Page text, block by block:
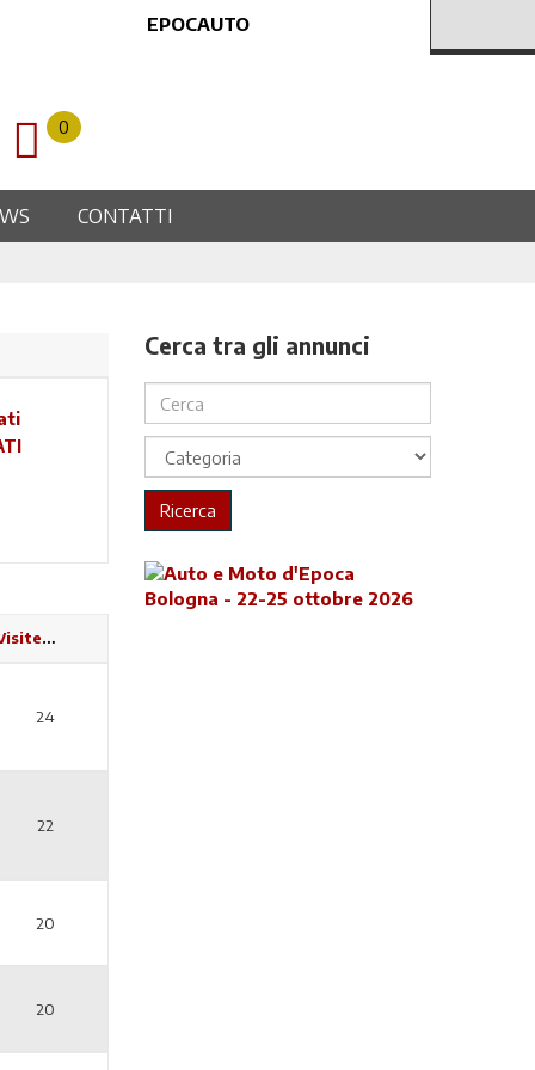
EPOCAUTO
0
CONTATTI
Visite
24
22
20
20
Cerca tra gli annunci
Ricerca